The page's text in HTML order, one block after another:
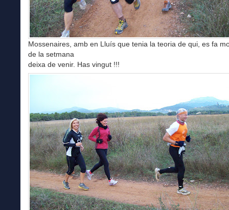
Mossenaires, amb en Lluís que tenia la teoria de qui, es fa
de la setmana
deixa de venir. Has vingut !!!